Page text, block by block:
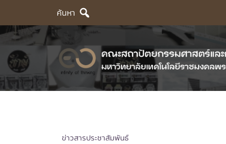
content
ค้นหา
ข่าวสารประชาสัมพันธ์